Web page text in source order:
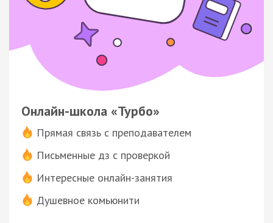
Онлайн-школа «Турбо»
Прямая связь с преподавателем
Письменные дз с проверкой
Интересные онлайн-занятия
Душевное комьюнити